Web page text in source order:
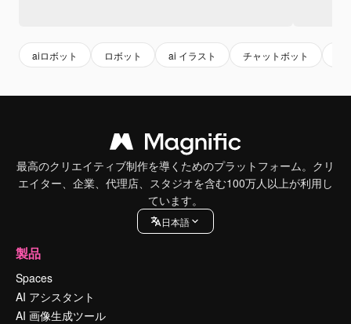
aiロボット ロボット ai イラスト チャットボット
最高のクリエイティブ制作を導くためのプラットフォーム。クリ
エイター、企業、代理店、スタジオを含む100万人以上が利用し
ています。
日本語
製品
Spaces
AI アシスタント
AI 画像生成ツール